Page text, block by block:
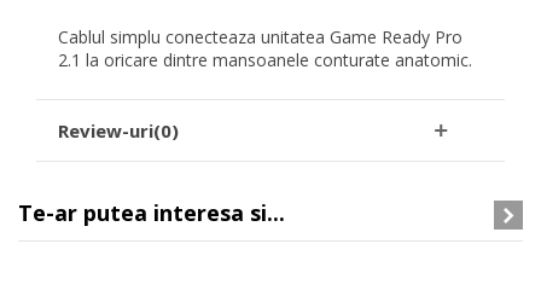
Cablul simplu conecteaza unitatea Game Ready Pro
2.1 la oricare dintre mansoanele conturate anatomic.
Review-uri(0)
Te-ar putea interesa si...